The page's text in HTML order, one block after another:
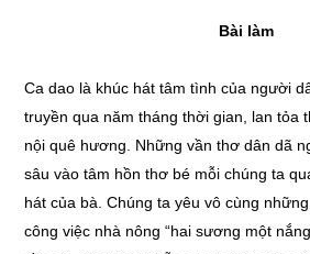
Bài làm
Ca dao là khúc hát tâm tình của người
truyền qua năm tháng thời gian, lan tỏa
nội quê hương. Những vần thơ dân dã
sâu vào tâm hồn thơ bé mỗi chúng ta
hát của bà. Chúng ta yêu vô cùng
công việc nhà nông “hai sương một